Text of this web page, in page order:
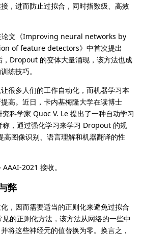
，进而防止过拟合，同时指数级、高效
论文《Improving neural networks by
of feature detectors》中首次提出
Dropout 的变体大量涌现，该方法也成
练技巧。
很多人们的工作自动化，而机器学习本
高。近日，卡内基梅隆大学在读博士
科学家 Quoc V. Le 提出了一种自动学习
，通过强化学习来学习 Dropout 的规
图像识别、语言理解和机器翻译的性
2021 接收。
弊
，因而需要适当的正则化来避免过拟合
的正则化方法，该方法从网络的一些中
将这些神经元的值替换为零。换言之，